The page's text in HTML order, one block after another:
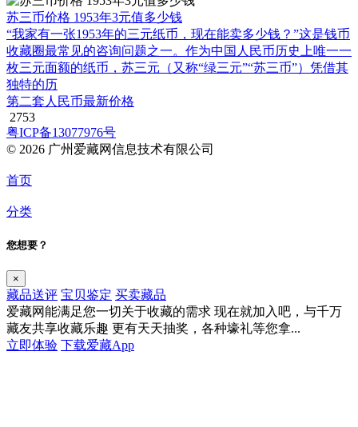
苏三币价格 1953年3元值多少钱
“我家有一张1953年的三元纸币，现在能卖多少钱？”这是钱币
收藏圈最常见的咨询问题之一。作为中国人民币历史上唯一一
枚三元面额的纸币，苏三元（又称“绿三元”“苏三币”）凭借其
独特的历
第二套人民币最新价格
2753
粤ICP备13077976号
© 2026 广州爱藏网信息技术有限公司
首页
分类
您想要？
×
藏品送评 宝贝鉴定 买卖藏品
爱藏网能满足您一切关于收藏的需求 现在就加入吧，与千万
藏友共享收藏乐趣 更有天天抽奖，各种壕礼等您拿...
立即体验 下载爱藏App